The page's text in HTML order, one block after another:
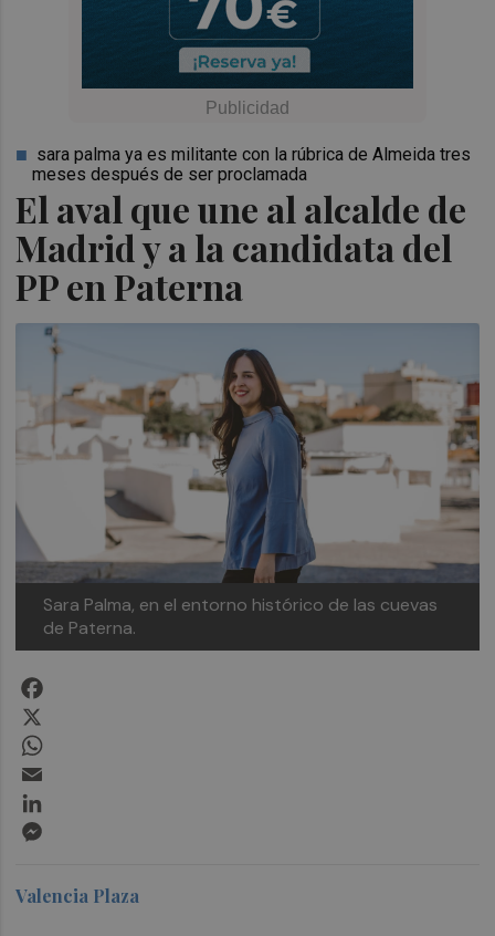
El aval que une al alcalde de
Madrid y a la candidata del
PP en Paterna
sara palma ya es militante con la rúbrica de Almeida tres
meses después de ser proclamada
Sara Palma, en el entorno histórico de las cuevas
de Paterna.
Valencia Plaza